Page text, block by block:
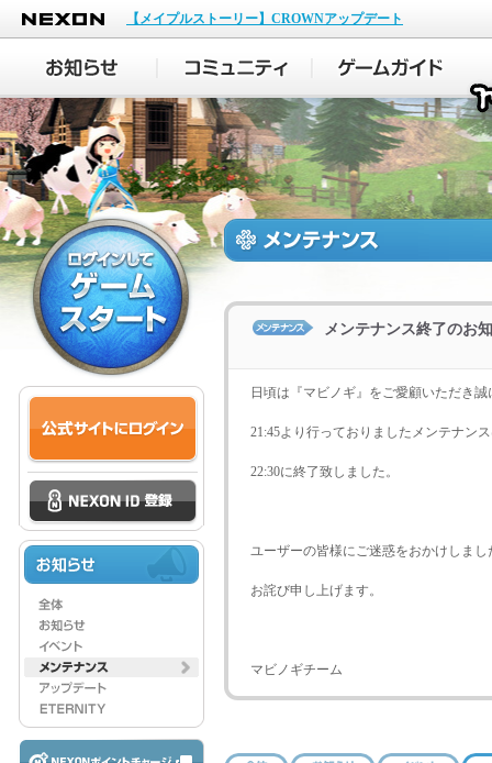
NEXON
【メイプルストーリー】CROWNアップデート
メンテナンス終了のお
日頃は『マビノギ』をご愛顧いただき
21:45より行っておりましたメンテナン
22:30に終了致しました。
ユーザーの皆様にご迷惑をおかけしまし
お詫び申し上げます。
マビノギチーム